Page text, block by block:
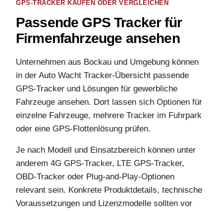
GPS-TRACKER KAUFEN ODER VERGLEICHEN
Passende GPS Tracker für
Firmenfahrzeuge ansehen
Unternehmen aus Bockau und Umgebung können
in der Auto Wacht Tracker-Übersicht passende
GPS-Tracker und Lösungen für gewerbliche
Fahrzeuge ansehen. Dort lassen sich Optionen für
einzelne Fahrzeuge, mehrere Tracker im Fuhrpark
oder eine GPS-Flottenlösung prüfen.
Je nach Modell und Einsatzbereich können unter
anderem 4G GPS-Tracker, LTE GPS-Tracker,
OBD-Tracker oder Plug-and-Play-Optionen
relevant sein. Konkrete Produktdetails, technische
Voraussetzungen und Lizenzmodelle sollten vor